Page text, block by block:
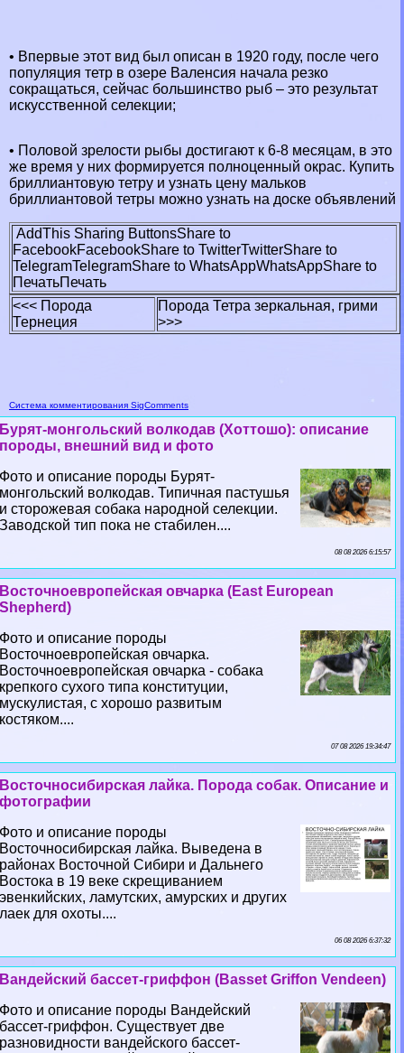
• Впервые этот вид был описан в 1920 году, после чего
популяция тетр в озере Валенсия начала резко
сокращаться, сейчас большинство рыб – это результат
искусственной селекции;
• Пoлoвoй зрелости рыбы достигают к 6-8 месяцам, в это
же время у них формируется полноценный окрас. Купить
бриллиантовую тетру и узнать цену мальков
бриллиантовой тетры можно узнать на доске объявлений
AddThis Sharing ButtonsShare to
FacebookFacebookShare to TwitterTwitterShare to
TelegramTelegramShare to WhatsAppWhatsAppShare to
ПечатьПечать
<<< Порода
Тернеция
Порода Тетра зеркальная, грими
>>>
Система комментирования SigComments
Бурят-монгольский волкодав (Хоттошо): описание
породы, внешний вид и фото
Фото и описание породы Бурят-
монгольский волкодав. Типичная пастушья
и сторожевая собака народной селекции.
Заводской тип пока не стабилен....
08 08 2026 6:15:57
Восточноевропейская овчарка (East European
Shepherd)
Фото и описание породы
Восточноевропейская овчарка.
Восточноевропейская овчарка - собака
крепкого сухого типа конституции,
мускулистая, с хорошо развитым
костяком....
07 08 2026 19:34:47
Восточносибирская лайка. Порода собак. Описание и
фотографии
Фото и описание породы
Восточносибирская лайка. Выведена в
районах Восточной Сибири и Дальнего
Востока в 19 веке скрещиванием
эвенкийских, ламутских, амурских и других
лаек для охоты....
06 08 2026 6:37:32
Вандейский бассет-гриффон (Basset Griffon Vendeen)
Фото и описание породы Вандейский
бассет-гриффон. Существует две
разновидности вандейского бассет-